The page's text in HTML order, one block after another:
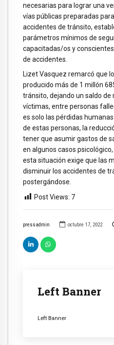
pressadmin octubre 17, 2022
Left Banner
Left Banner
necesarias para lograr una
vías públicas preparadas
accidentes de tránsito,
parámetros mínimos de
capacitadas/os y
de accidentes.
Lizet Vasquez remarcó que
producido más de 1 millón
tránsito, dejando un saldo de
víctimas, entre personas
es solo las pérdidas
de estas personas, la
tener que asumir gastos de
en algunos casos
esta situación exige que las
disminuir los accidentes de
postergándose.
Post Views: 7